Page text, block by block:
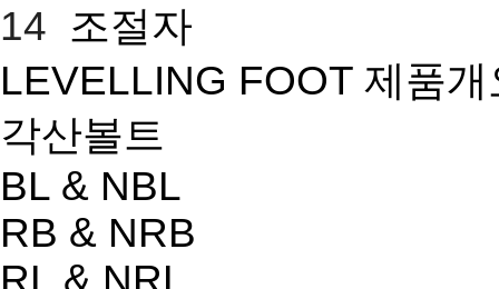
14 조절자
LEVELLING FOOT 제품개
각산볼트
BL & NBL
RB & NRB
RL & NRL